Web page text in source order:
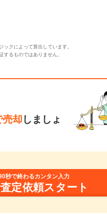
クによって算出しています。
るものではありません。
売却 しましょ
秒で終わるカンタン入力
定依頼スタート